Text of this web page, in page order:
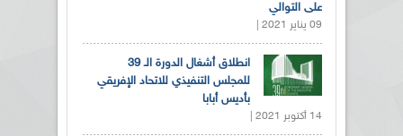
على التوالي
09 يناير 2021 |
انطلاق أشغال الدورة الـ 39
للمجلس التنفيذي للاتحاد الإفريقي
بأديس أبابا
14 أكتوبر 2021 |